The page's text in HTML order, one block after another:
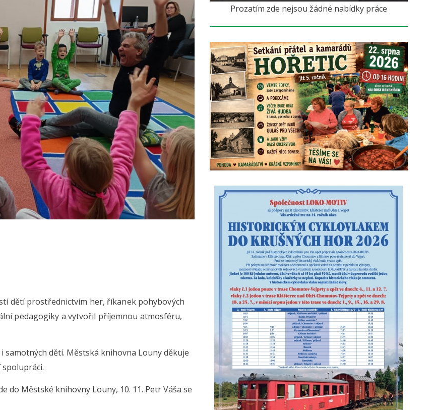
dětí prostřednictvím her, říkanek pohybových
pedagogiky a vytvořil příjemnou atmosféru,
samotných dětí. Městská knihovna Louny děkuje
do Městské knihovny Louny, 10. 11. Petr Váša se
Prozatím zde nejsou žádné nabídky práce